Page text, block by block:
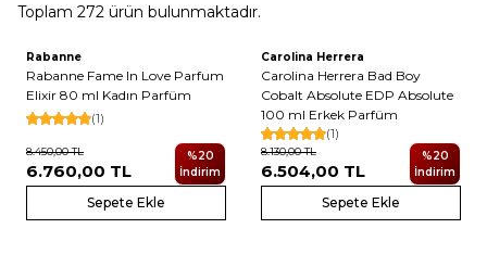
Toplam 272 ürün bulunmaktadır.
Yeni
Rabanne
Rabanne Fame In Love Parfum
Elixir 80 ml Kadın Parfüm
(1)
8.450,00TL
6.760,00 TL
%20
İndirim
Sepete Ekle
Yeni
Carolina Herrera
Carolina Herrera Bad Boy
Cobalt Absolute EDP Absolute
100 ml Erkek Parfüm
(1)
8.130,00TL
6.504,00 TL
%20
İndirim
Sepete Ekle